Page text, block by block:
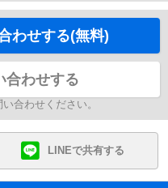
わせする(無料)
合わせする
合わせください。
LINEで共有する